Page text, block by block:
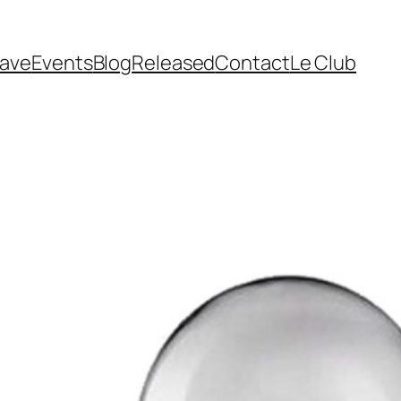
EventsBlogReleasedContactLe Club